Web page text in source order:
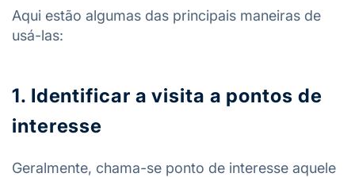
Aqui estão algumas das principais maneiras de
usá-las:
1. Identificar a visita a pontos de
interesse
Geralmente, chama-se ponto de interesse aquele